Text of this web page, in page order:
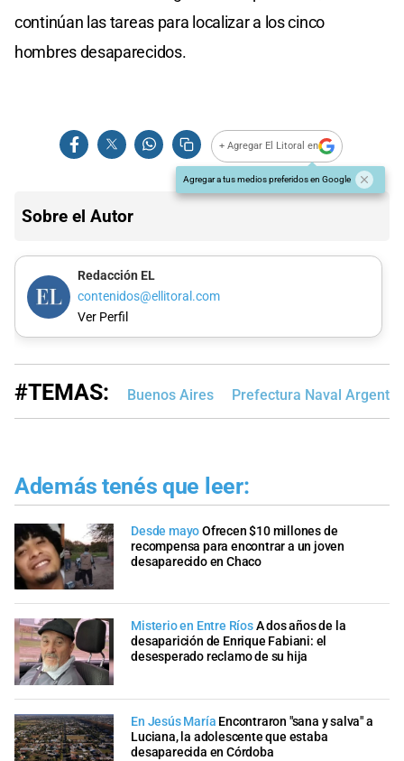
continúan las tareas para localizar a los cinco
hombres desaparecidos.
+ Agregar El Litoral en
Agregar a tus medios preferidos en Google
Sobre el Autor
Redacción EL
contenidos@ellitoral.com
Ver Perfil
#TEMAS: Buenos Aires Prefectura Naval
Además tenés que leer:
Desde mayoOfrecen $10 millones de
recompensa para encontrar a un joven
desaparecido en Chaco
Misterio en Entre RíosA dos años de la
desaparición de Enrique Fabiani: el
desesperado reclamo de su hija
En Jesús María Encontraron "sana y salva" a
Luciana, la adolescente que estaba
desaparecida en Córdoba